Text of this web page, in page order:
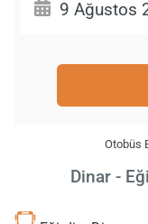
Otobüs
Dinar -